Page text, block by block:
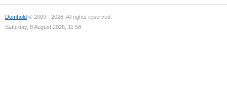
Domhold © 2009 - 2026. All rights reserved.
Saturday, 8 August 2026, 11:58